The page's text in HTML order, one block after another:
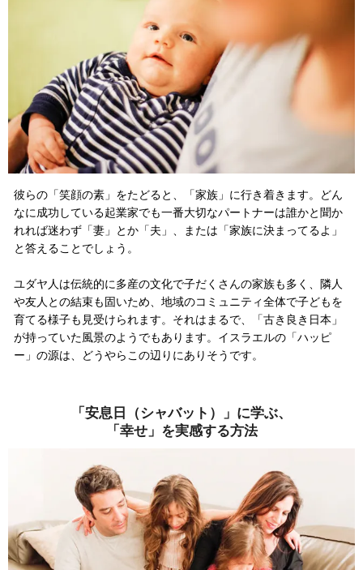
彼らの「笑顔の素」をたどると、「家族」に行き着きます。どん
なに成功している起業家でも一番大切なパートナーは誰かと聞か
れれば迷わず「妻」とか「夫」、または「家族に決まってるよ 」
と答えることでしょう。
ユダヤ人は伝統的に多産の文化で子だくさんの家族も多く、隣人
や友人との結束も固いため、地域のコミュニティ全体で子どもを
育てる様子も見受けられます。それはまるで、「古き良き日本」
が持っていた風景のようでもあります。イスラエルの「ハッピ
ー」の源は、どうやらこの辺りにありそうです。
「安息日（シャバット）」に学ぶ、
「幸せ」を実感する方法